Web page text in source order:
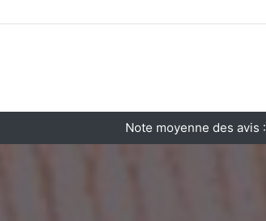
Note moyenne des avis :